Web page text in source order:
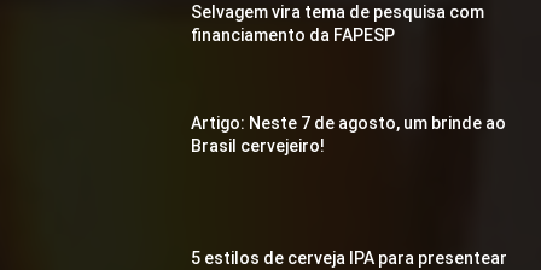
Selvagem vira tema de pesquisa com
financiamento da FAPESP
Artigo: Neste 7 de agosto, um brinde ao
Brasil cervejeiro!
5 estilos de cerveja IPA para presentear